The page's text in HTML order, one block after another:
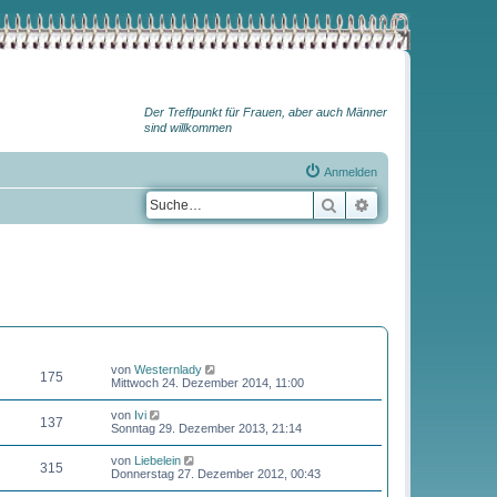
Der Treffpunkt für Frauen, aber auch Männer
sind willkommen
Anmelden
Suche
175 von Westernlady
e
s
t
e
B
e
Mittwoch 24. Dezember 2014, 11:00
137 von Ivi
e
e
s
t
e
Sonntag 29. Dezember 2013, 21:14
315 von Liebelein
e
Donnerstag 27. Dezember 2012, 00:43